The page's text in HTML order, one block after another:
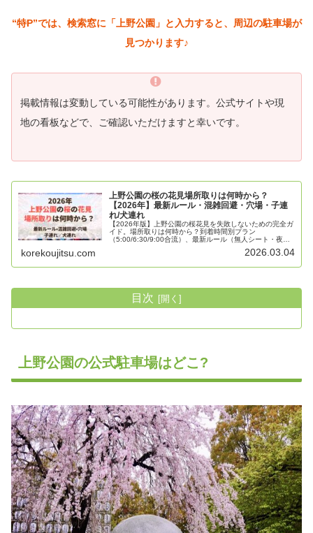
“特P”では、検索窓に「上野公園」と入力すると、周辺の駐車場が
見つかります♪
掲載情報は変動している可能性があります。公式サイトや現
地の看板などで、ご確認いただけますと幸いです。
上野公園の桜の花見場所取りは何時から？
【2026年】最新ルール・混雑回避・穴場・子連
れ/犬連れ
【2026年版】上野公園の桜花見を失敗しないための完全ガ
イド。場所取りは何時から？到着時間別プラン
（5:00/6:30/9:00合流）、最新ルール（無人シート・夜間
穴場スポット、子連れ・高齢者・ベビーカー向け安心設
korekoujitsu.com 2026.03.04
目次
上野公園の公式駐車場はどこ?